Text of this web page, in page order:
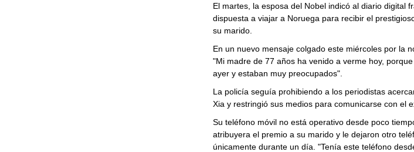
El martes, la esposa del Nobel indicó al diario digital
dispuesta a viajar a Noruega para recibir el
su marido.
En un nuevo mensaje colgado este miércoles por la
"Mi madre de 77 años ha venido a verme hoy,
ayer y estaban muy preocupados".
La policía seguía prohibiendo a los periodistas
Xia y restringió sus medios para comunicarse con el
Su teléfono móvil no está operativo desde poco
atribuyera el premio a su marido y le dejaron otro
únicamente durante un día. "Tenía este teléfono